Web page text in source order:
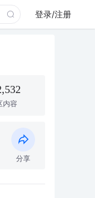
登录/注册
内容
分享